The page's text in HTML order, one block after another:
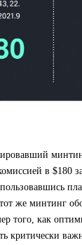
в $180
же минтинг
того, как
критически